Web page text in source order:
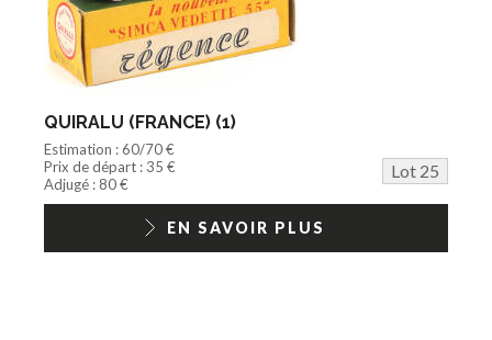
QUIRALU (FRANCE) (1)
Estimation : 60/70 €
Prix de départ : 35 €
Lot 25
Adjugé : 80 €
EN SAVOIR PLUS